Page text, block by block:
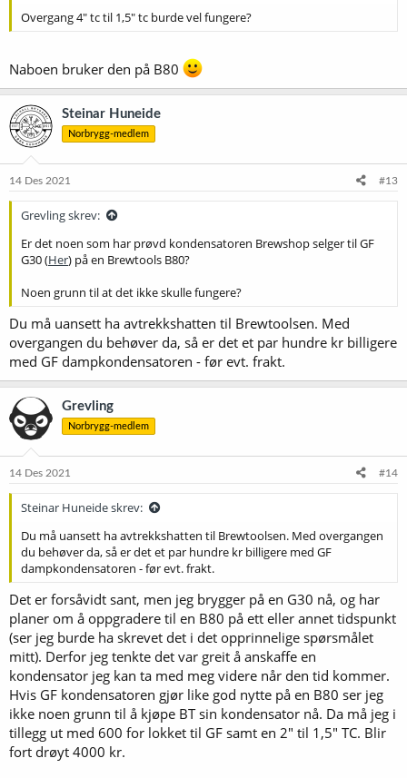
Overgang 4" tc til 1,5" tc burde vel fungere?
Naboen bruker den på B80
Steinar Huneide
Norbrygg-medlem
14 Des 2021 #13
Grevling skrev:
Er det noen som har prøvd kondensatoren Brewshop selger til GF
G30 (Her) på en Brewtools B80?
Noen grunn til at det ikke skulle fungere?
Du må uansett ha avtrekkshatten til Brewtoolsen. Med
overgangen du behøver da, så er det et par hundre kr billigere
med GF dampkondensatoren - før evt. frakt.
Grevling
Norbrygg-medlem
14 Des 2021 #14
Steinar Huneide skrev:
Du må uansett ha avtrekkshatten til Brewtoolsen. Med overgangen
du behøver da, så er det et par hundre kr billigere med GF
dampkondensatoren - før evt. frakt.
Det er forsåvidt sant, men jeg brygger på en G30 nå, og har
planer om å oppgradere til en B80 på ett eller annet tidspunkt
(ser jeg burde ha skrevet det i det opprinnelige spørsmålet
mitt). Derfor jeg tenkte det var greit å anskaffe en
kondensator jeg kan ta med meg videre når den tid kommer.
Hvis GF kondensatoren gjør like god nytte på en B80 ser jeg
ikke noen grunn til å kjøpe BT sin kondensator nå. Da må jeg i
tillegg ut med 600 for lokket til GF samt en 2" til 1,5" TC. Blir
fort drøyt 4000 kr.